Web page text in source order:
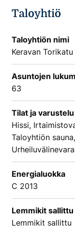
Taloyhtiö
Taloyhtiön nimi
Keravan Torikatu
Asuntojen
63
Tilat ja varustelu
Hissi,
Taloyhtiön
Energialuokka
C 2013
Lemmikit sallittu
Lemmikit sallittu